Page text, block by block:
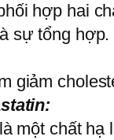
hợp hai
sự tổng hợp.
giảm
một chất